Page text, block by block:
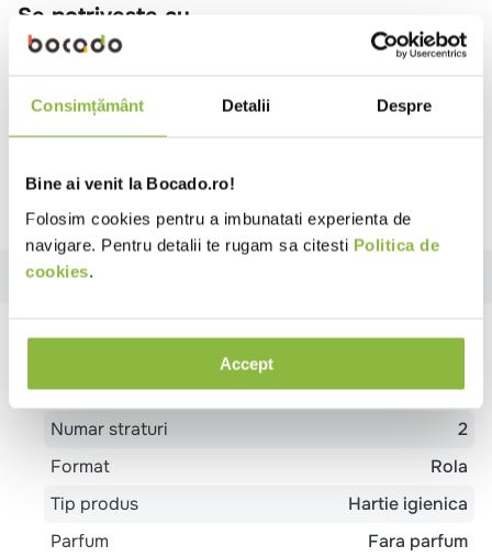
Consimțământ Detalii Despre
Bine ai venit la Bocado.ro!
Folosim cookies pentru a imbunatati experienta de
navigare. Pentru detalii te rugam sa citesti Politica de
cookies.
Accept
Se potriveste cu
Dispenser hartie igienica Mini
Jumbo, alb
Culoare
Alb
Numar straturi
2
Format
Rola
Tip produs
Hartie igienica